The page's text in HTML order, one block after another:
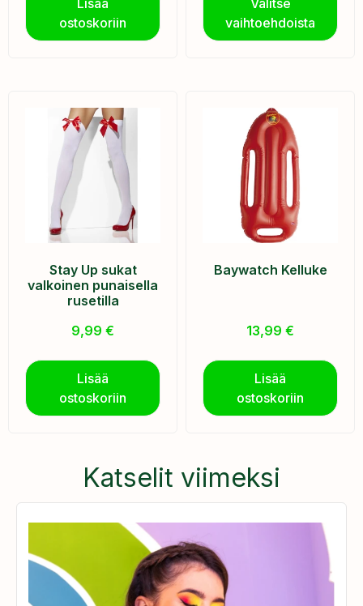
ostoskoriin
vaihtoehdoista
Stay Up sukat
valkoinen punaisella
rusetilla
9,99 €
Lisää
ostoskoriin
Baywatch Kelluke
13,99 €
Lisää
ostoskoriin
Katselit viimeksi